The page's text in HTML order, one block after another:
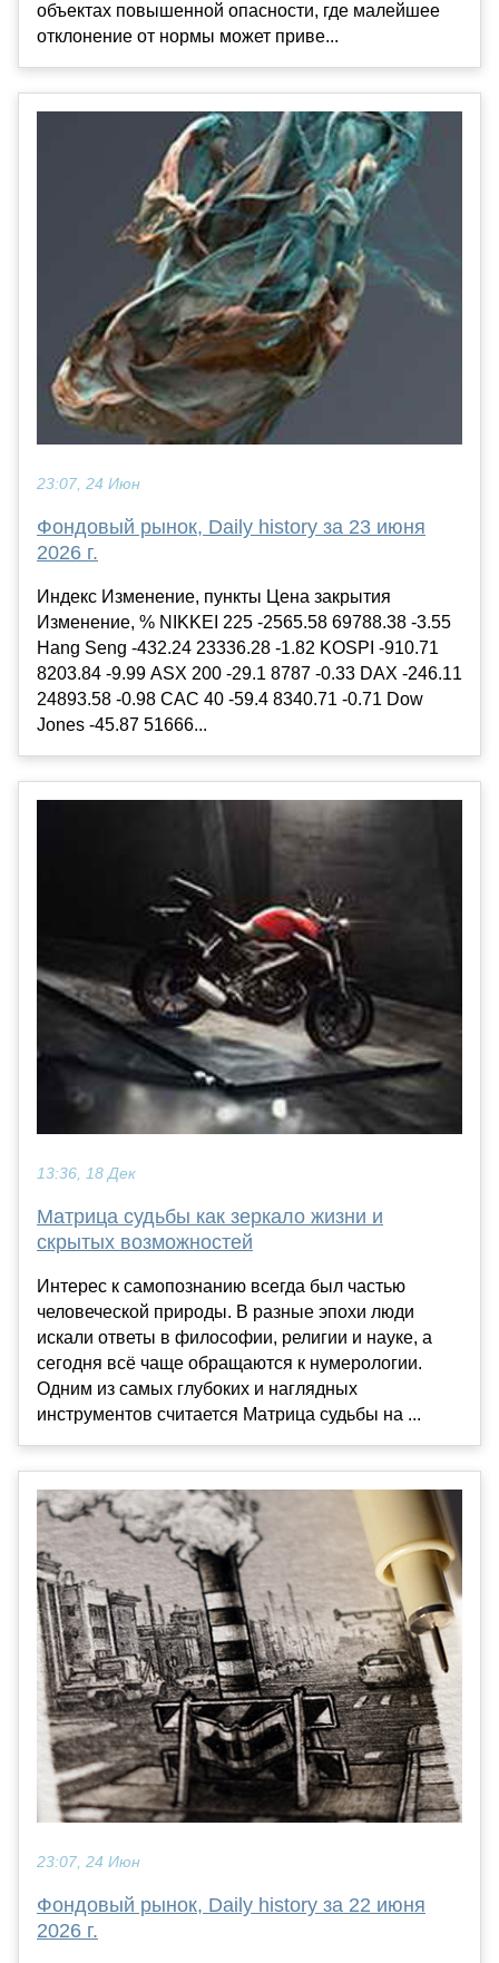
объектах повышенной опасности, где малейшее
отклонение от нормы может приве...
23:07, 24 Июн
Фондовый рынок, Daily history за 23 июня
2026 г.
Индекс Изменение, пункты Цена закрытия
Изменение, % NIKKEI 225 -2565.58 69788.38 -3.55
Hang Seng -432.24 23336.28 -1.82 KOSPI -910.71
8203.84 -9.99 ASX 200 -29.1 8787 -0.33 DAX -246.11
24893.58 -0.98 CAC 40 -59.4 8340.71 -0.71 Dow
Jones -45.87 51666...
13:36, 18 Дек
Матрица судьбы как зеркало жизни и
скрытых возможностей
Интерес к самопознанию всегда был частью
человеческой природы. В разные эпохи люди
искали ответы в философии, религии и науке, а
сегодня всё чаще обращаются к нумерологии.
Одним из самых глубоких и наглядных
инструментов считается Матрица судьбы на ...
23:07, 24 Июн
Фондовый рынок, Daily history за 22 июня
2026 г.